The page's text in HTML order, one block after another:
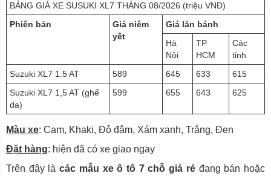
BẢNG GIÁ XE SUSUKI XL7 THÁNG 08/2026 (triệu VNĐ)
Phiên bản
Giá niêm
yết
Giá lăn bánh
Hà
Nội
TP
HCM
Các
tỉnh
Suzuki XL7 1.5 AT
589 645 633
615
Suzuki XL7 1,5 AT (ghế
da)
599 655 643 625
Màu xe: Cam, Khaki, Đỏ đậm, Xám xanh, Trắng, Đen
Đặt hàng: hiện đã có xe giao ngay
Trên đây làcác mẫu xe ô tô 7 chỗ giá rẻđang bán hoặc